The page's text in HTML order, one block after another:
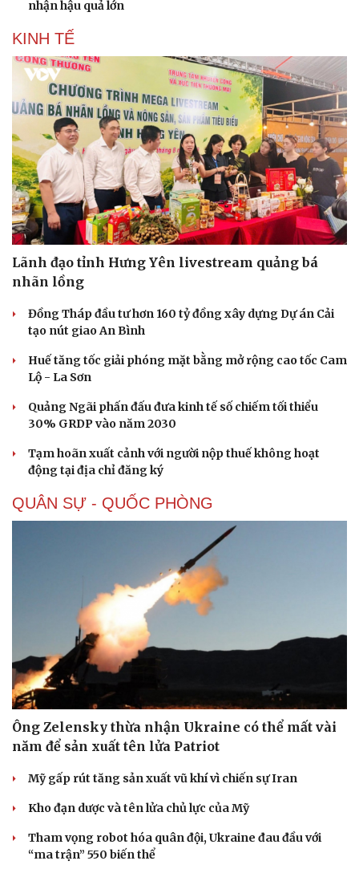
nhận hậu quả lớn
KINH TẾ
Lãnh đạo tỉnh Hưng Yên livestream quảng bá
nhãn lồng
Đồng Tháp đầu tư hơn 160 tỷ đồng xây dựng Dự án Cải
tạo nút giao An Bình
Huế tăng tốc giải phóng mặt bằng mở rộng cao tốc Cam
Lộ - La Sơn
Quảng Ngãi phấn đấu đưa kinh tế số chiếm tối thiểu
30% GRDP vào năm 2030
Tạm hoãn xuất cảnh với người nộp thuế không hoạt
động tại địa chỉ đăng ký
QUÂN SỰ - QUỐC PHÒNG
Ông Zelensky thừa nhận Ukraine có thể mất vài
năm để sản xuất tên lửa Patriot
Mỹ gấp rút tăng sản xuất vũ khí vì chiến sự Iran
Kho đạn dược và tên lửa chủ lực của Mỹ
Tham vọng robot hóa quân đội, Ukraine đau đầu với
“ma trận” 550 biến thể